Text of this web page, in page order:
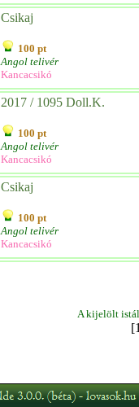
Csikaj
100 pt
Angol telivér
Kancacsikó
2017 / 1095 Doll.K.
100 pt
Angol telivér
Kancacsikó
Csikaj
100 pt
Angol telivér
Kancacsikó
A kijelölt